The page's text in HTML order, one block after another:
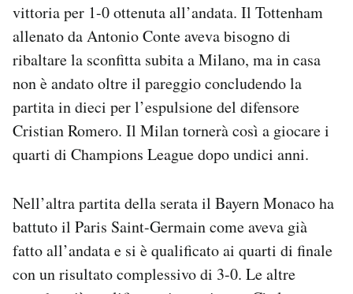
CALENDARIO
AREA PERSONALE
Area Personale
Newsletter
Regala il Post
Esci
vittoria per 1-0 ottenuta all’andata. Il Tottenham
allenato da Antonio Conte aveva bisogno di
ribaltare la sconfitta subita a Milano, ma in casa
non è andato oltre il pareggio concludendo la
partita in dieci per l’espulsione del difensore
Cristian Romero. Il Milan tornerà così a giocare i
quarti di Champions League dopo undici anni.
Nell’altra partita della serata il Bayern Monaco ha
battuto il Paris Saint-Germain come aveva già
fatto all’andata e si è qualificato ai quarti di finale
con un risultato complessivo di 3-0. Le altre